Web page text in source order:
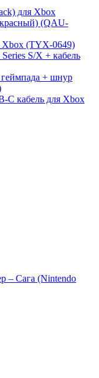
для Xbox
(QAU-
Xbox (TYX-0649)
S/X + кабель
геймпада + шнур
C кабель для Xbox
– Сага (Nintendo